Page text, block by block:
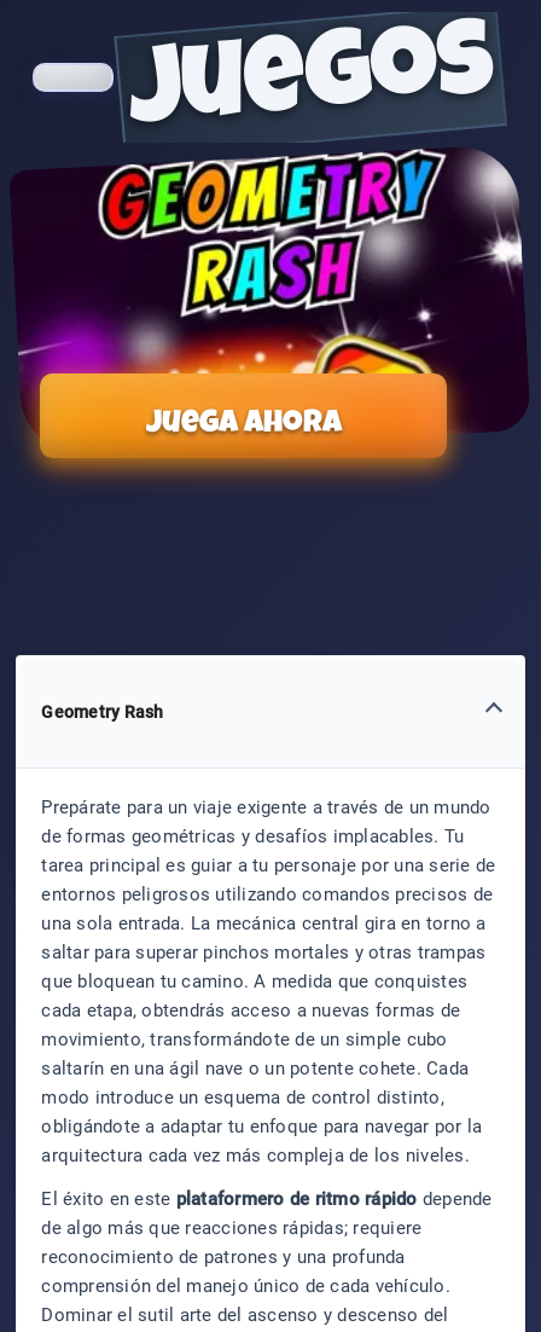
juegos
Juega ahora
Geometry Rash
Prepárate para un viaje exigente a través de un mundo
de formas geométricas y desafíos implacables. Tu
tarea principal es guiar a tu personaje por una serie de
entornos peligrosos utilizando comandos precisos de
una sola entrada. La mecánica central gira en torno a
saltar para superar pinchos mortales y otras trampas
que bloquean tu camino. A medida que conquistes
cada etapa, obtendrás acceso a nuevas formas de
movimiento, transformándote de un simple cubo
saltarín en una ágil nave o un potente cohete. Cada
modo introduce un esquema de control distinto,
obligándote a adaptar tu enfoque para navegar por la
arquitectura cada vez más compleja de los niveles.
El éxito en este plataformero de ritmo rápido depende
de algo más que reacciones rápidas; requiere
reconocimiento de patrones y una profunda
comprensión del manejo único de cada vehículo.
Dominar el sutil arte del ascenso y descenso del